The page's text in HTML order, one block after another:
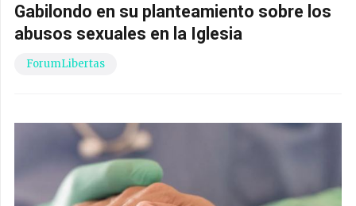
Gabilondo en su planteamiento sobre los
abusos sexuales en la Iglesia
ForumLibertas